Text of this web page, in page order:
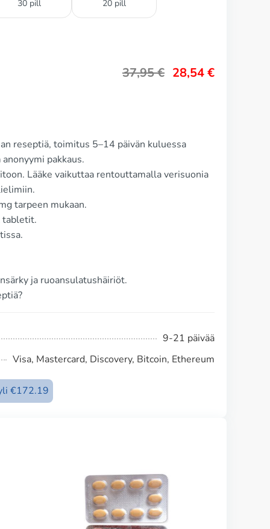
30 pill 20 pill
37,95€ 28,54€
reseptiä, toimitus 5–14 päivän kuluessa
pakkaus.
Lääke vaikuttaa rentouttamalla verisuonia
tarpeen mukaan.
tabletit.
ja ruoansulatushäiriöt.
9-21 päivää
Visa, Mastercard, Discovery, Bitcoin, Ethereum
€172.19